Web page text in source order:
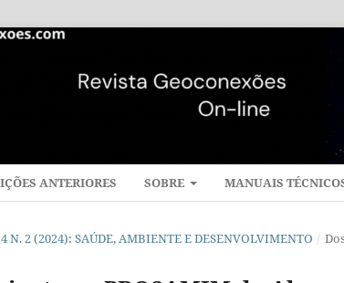
ANTERIORES SOBRE MANUAIS
N. 2 (2024): SAÚDE, AMBIENTE E DESENVOLVIMENTO /